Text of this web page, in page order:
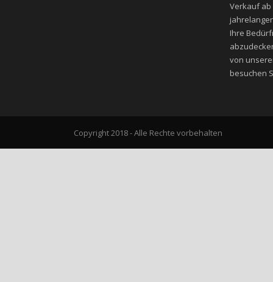
Verkauf
Ihre
von
besuchen
Copyright 2018 - Alle Rechte vorbehalten